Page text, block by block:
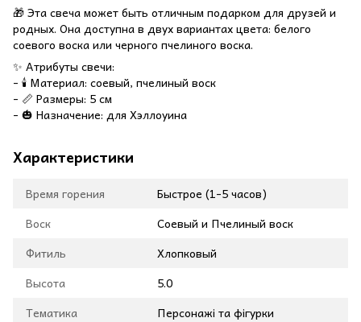
🎁 Эта свеча может быть отличным подарком для друзей и
родных. Она доступна в двух вариантах цвета: белого
соевого воска или черного пчелиного воска.
✨ Атрибуты свечи:
- 🕯️ Материал: соевый, пчелиный воск
- 📏 Размеры: 5 см
- 🎃 Назначение: для Хэллоуина
Характеристики
Время горения
Быстрое (1-5 часов)
Воск
Соевый и Пчелиный воск
Фитиль
Хлопковый
Высота
5.0
Тематика
Персонажі та фігурки